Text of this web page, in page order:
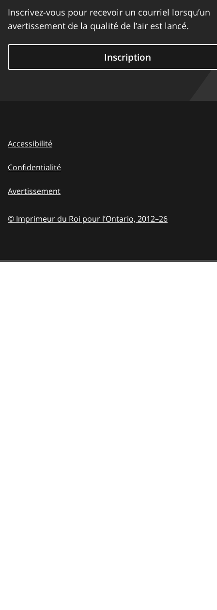
Inscrivez-vous pour recevoir un courriel lorsqu’un
avertissement de la qualité de l’air est lancé.
Inscription
Accessibilité
Confidentialité
Avertissement
© Imprimeur du Roi pour l’Ontario, 2012–26